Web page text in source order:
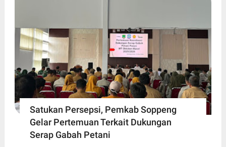
Satukan Persepsi, Pemkab Soppeng
Gelar Pertemuan Terkait Dukungan
Serap Gabah Petani